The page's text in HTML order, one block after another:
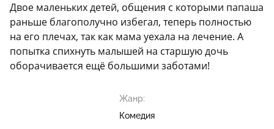
Двое маленьких детей, общения с которыми папаша
раньше благополучно избегал, теперь полностью
на его плечах, так как мама уехала на лечение. А
попытка спихнуть малышей на старшую дочь
оборачивается ещё большими заботами!
Жанр:
Комедия